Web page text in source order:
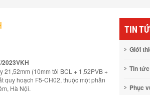
2023VKH
21,52mm (10mm tôi BCL + 1,52PVB +
quy hoạch F5-CH02, thuộc một phần
Hà Nội.
TIN
Giới
Tin tức
Phục